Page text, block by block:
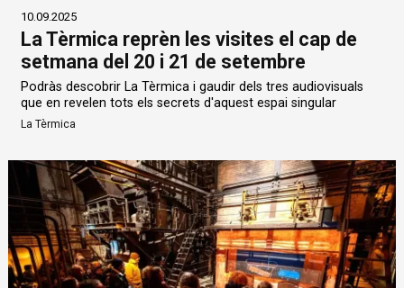
10.09.2025
La Tèrmica reprèn les visites el cap de
setmana del 20 i 21 de setembre
Podràs descobrir La Tèrmica i gaudir dels tres audiovisuals
que en revelen tots els secrets d'aquest espai singular
La Tèrmica